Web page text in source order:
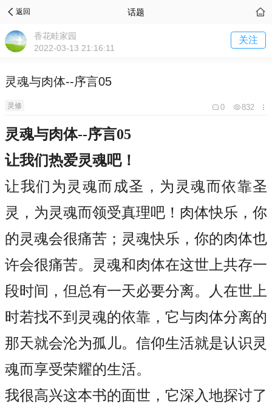
返回 话题
香花畦家园
2022-03-13 21:16:11
关注
灵魂与肉体--序言05
灵修 0 832
灵魂与肉体--序言05
让我们热爱灵魂吧！
让我们为灵魂而成圣，为灵魂而依靠圣
灵，为灵魂而领受真理吧！肉体快乐，你
的灵魂会很痛苦；灵魂快乐，你的肉体也
许会很痛苦。灵魂和肉体在这世上共存一
段时间，但总有一天必要分离。人在世上
时若找不到灵魂的依靠，它与肉体分离的
那天就会沦为孤儿。信仰生活就是认识灵
魂而享受荣耀的生活。
我很高兴这本书的面世，它深入地探讨了